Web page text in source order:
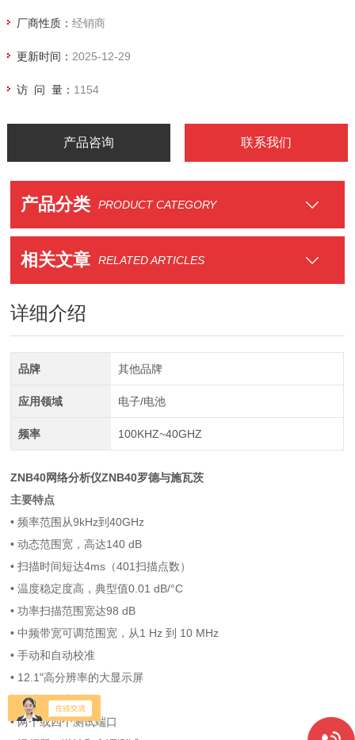
厂商性质： 经销商
更新时间： 2025-12-29
访 问 量： 1154
产品咨询 联系我们
产品分类 PRODUCT CATEGORY
相关文章 RELATED ARTICLES
详细介绍
品牌 其他品牌
应用领域 电子/电池
频率 100KHZ~40GHZ
ZNB40网络分析仪ZNB40罗德与施瓦茨
主要特点
• 频率范围从9kHz到40GHz
• 动态范围宽，高达140 dB
• 扫描时间短达4ms（401扫描点数）
• 温度稳定度高，典型值0.01 dB/°C
• 功率扫描范围宽达98 dB
• 中频带宽可调范围宽，从1 Hz 到 10 MHz
• 手动和自动校准
• 12.1"高分辨率的大显示屏
• 触摸屏用户界面
• 两个或四个测试端口